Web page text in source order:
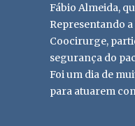
Fábio Almeida,
Representando
Coocirurge,
segurança do
Foi um dia de
para atuarem